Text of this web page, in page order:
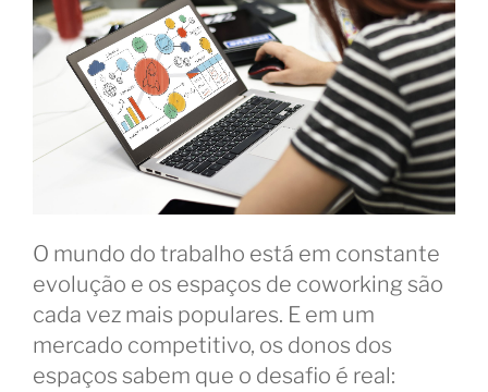
como
ambientes
de
inovação”
O mundo do trabalho está em constante
evolução e os espaços de coworking são
cada vez mais populares. E em um
mercado competitivo, os donos dos
espaços sabem que o desafio é real: